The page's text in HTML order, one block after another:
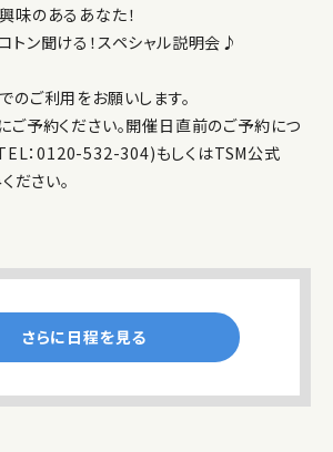
味のあるあなた！
トン聞ける！スペシャル説明会♪
ご利用をお願いします。
予約ください。開催日直前のご予約につ
：0120-532-304)もしくはTSM公式
ださい。